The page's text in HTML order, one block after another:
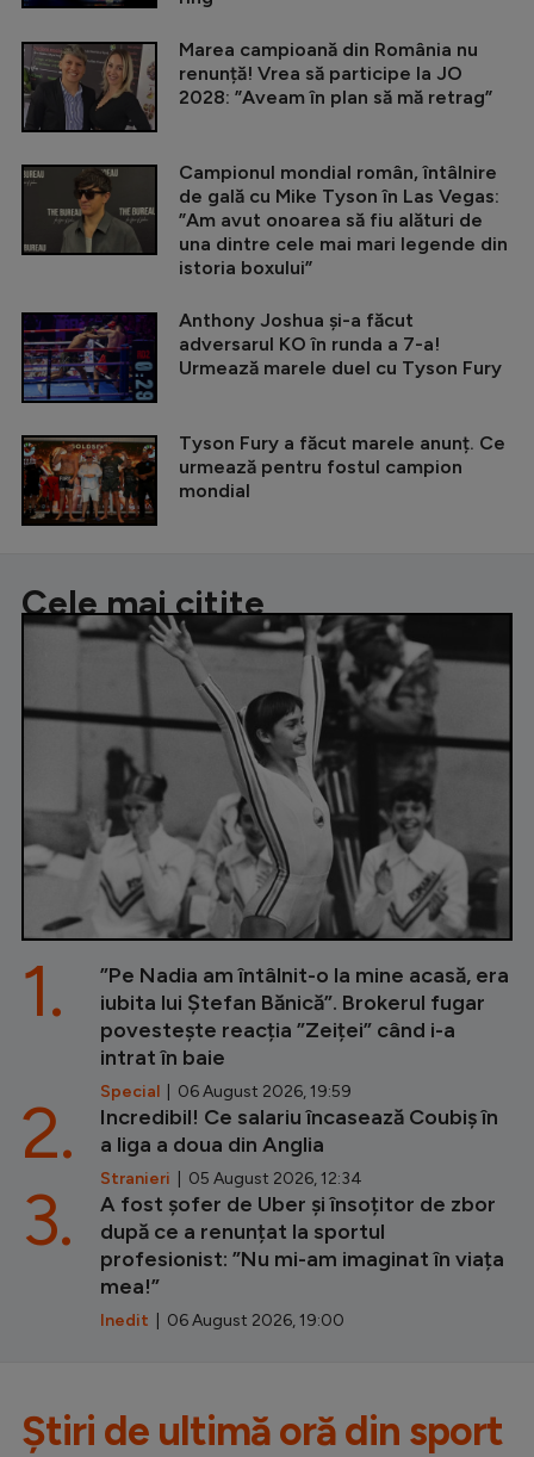
Marea campioană din România nu
renunță! Vrea să participe la JO
2028: ”Aveam în plan să mă retrag”
Campionul mondial român, întâlnire
de gală cu Mike Tyson în Las Vegas:
”Am avut onoarea să fiu alături de
una dintre cele mai mari legende din
istoria boxului”
Anthony Joshua și-a făcut
adversarul KO în runda a 7-a!
Urmează marele duel cu Tyson Fury
Tyson Fury a făcut marele anunț. Ce
urmează pentru fostul campion
mondial
Cele mai citite
”Pe Nadia am întâlnit-o la mine acasă, era
iubita lui Ștefan Bănică”. Brokerul fugar
povestește reacția ”Zeiței” când i-a
intrat în baie
Special | 06 August 2026, 19:59
1.
Incredibil! Ce salariu încasează Coubiș în
a liga a doua din Anglia
Stranieri | 05 August 2026, 12:34
2.
A fost șofer de Uber și însoțitor de zbor
după ce a renunțat la sportul
profesionist: ”Nu mi-am imaginat în viața
mea!”
Inedit | 06 August 2026, 19:00
3.
Știri de ultimă oră din sport